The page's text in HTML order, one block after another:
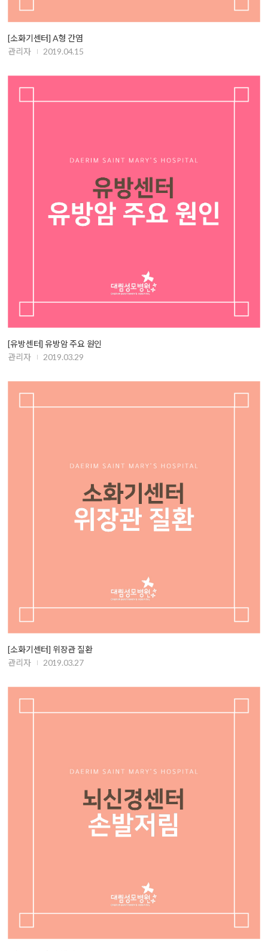
[소화기센터] A형 간염
관리자
2019.04.15
[유방센터] 유방암 주요 원인
관리자
2019.03.29
[소화기센터] 위장관 질환
관리자
2019.03.27